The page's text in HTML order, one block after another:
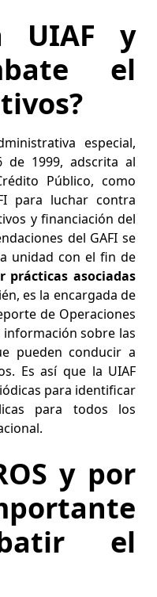
UIAF y
el
especial,
de 1999, adscrita al
Público, como
para luchar contra
y financiación del
del GAFI se
unidad con el fin de
prácticas asociadas
es la encargada de
de Operaciones
información sobre las
pueden conducir a
Es así que la UIAF
para identificar
para todos los
y por
el